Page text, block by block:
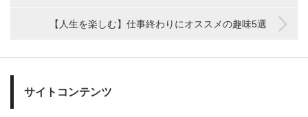
【人生を楽しむ】仕事終わりにオススメの趣味5選
サイトコンテンツ